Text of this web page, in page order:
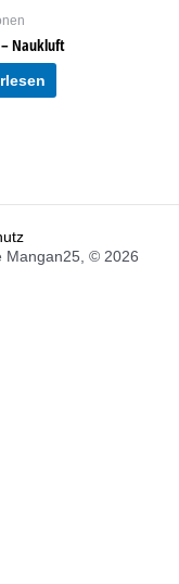
Naukluft
Mangan25, © 2026